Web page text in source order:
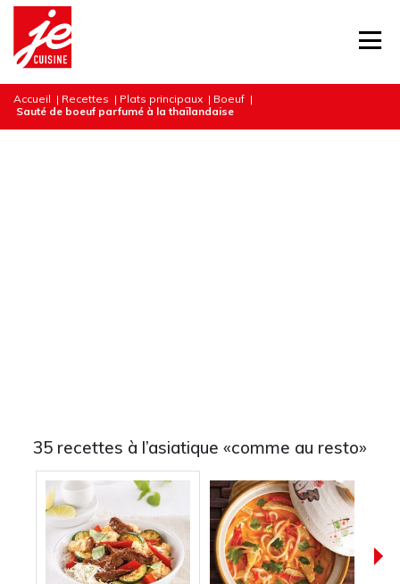
Accueil | Recettes | Plats principaux | Boeuf |
Sauté de boeuf parfumé à la thaïlandaise
35 recettes à l’asiatique «comme au resto»